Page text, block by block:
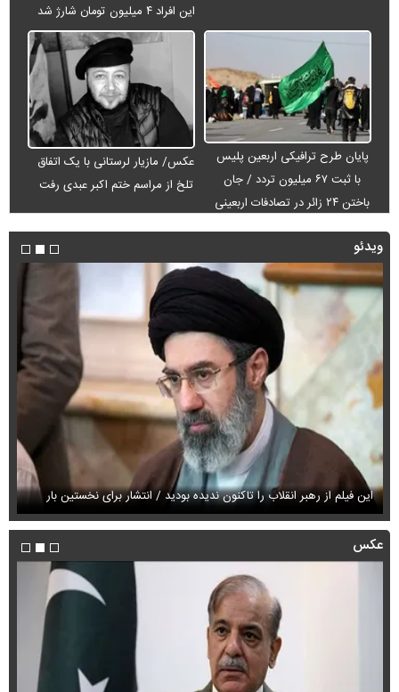
این افراد ۴ میلیون تومان شارژ شد
پایان طرح ترافیکی اربعین پلیس
با ثبت ۶۷ میلیون تردد / جان
باختن ۲۴ زائر در تصادفات اربعینی
عکس/ مازیار لرستانی با یک اتفاق
تلخ از مراسم ختم اکبر عبدی رفت
ویدئو
این فیلم از رهبر انقلاب را تاکنون ندیده بودید / انتشار برای نخستین بار
عکس